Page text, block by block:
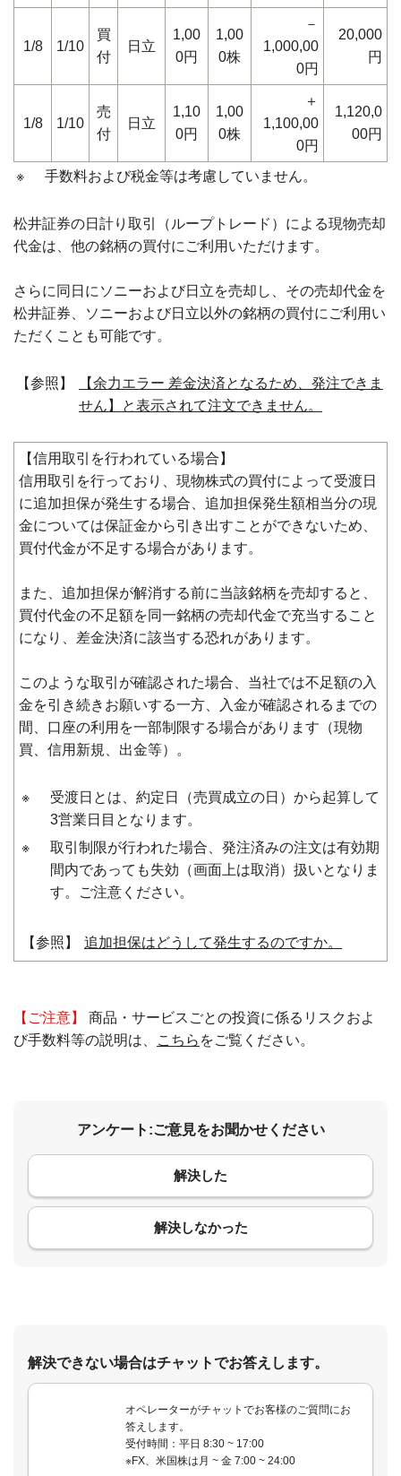
1/8 1/10
買
付
日立
1,00
0円
1,00
0株
－
1,000,00
0円
20,000
円
1/8 1/10
売
付
日立
1,10
0円
1,00
0株
＋
1,100,00
0円
1,120,0
00円
※ 手数料および税金等は考慮していません。
松井証券の日計り取引（ループトレード）による現物売却
代金は、他の銘柄の買付にご利用いただけます。
さらに同日にソニーおよび日立を売却し、その売却代金を
松井証券、ソニーおよび日立以外の銘柄の買付にご利用い
ただくことも可能です。
【参照】
【余力エラー 差金決済となるため、発注できま
せん】と表示されて注文できません。
【信用取引を行われている場合】
信用取引を行っており、現物株式の買付によって受渡日
に追加担保が発生する場合、追加担保発生額相当分の現
金については保証金から引き出すことができないため、
買付代金が不足する場合があります。
また、追加担保が解消する前に当該銘柄を売却すると、
買付代金の不足額を同一銘柄の売却代金で充当すること
になり、差金決済に該当する恐れがあります。
このような取引が確認された場合、当社では不足額の入
金を引き続きお願いする一方、入金が確認されるまでの
間、口座の利用を一部制限する場合があります（現物
買、信用新規、出金等）。
※
受渡日とは、約定日（売買成立の日）から起算して
3営業日目となります。
※
取引制限が行われた場合、発注済みの注文は有効期
間内であっても失効（画面上は取消）扱いとなりま
す。ご注意ください。
【参照】 追加担保はどうして発生するのですか。
【ご注意】
商品・サービスごとの投資に係るリスクおよ
び手数料等の説明は、
こちら をご覧ください。
アンケート:ご意見をお聞かせください
解決した
解決しなかった
コメント
解決できない場合はチャットでお答えします。
オペレーターがチャットでお客様のご質問にお
答えします。
受付時間：平日 8:30 ~ 17:00
※FX、米国株は月 ~ 金 7:00 ~ 24:00